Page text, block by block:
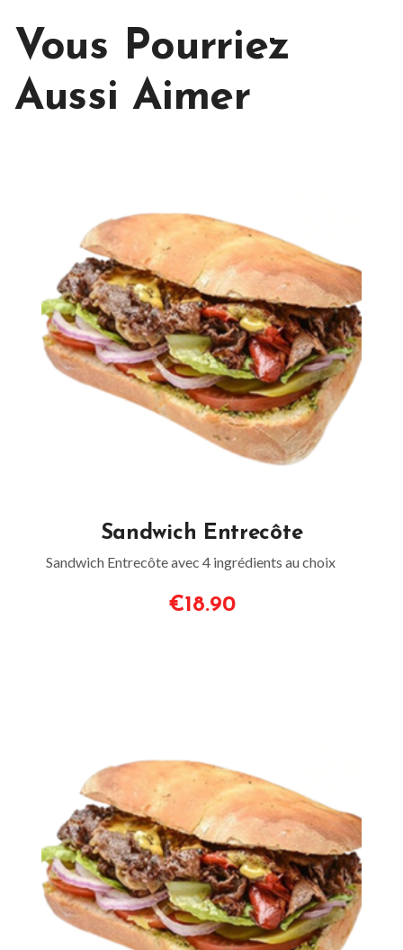
Vous Pourriez
Aussi Aimer
Sandwich Entrecôte
Sandwich Entrecôte avec 4 ingrédients au choix
€18.90